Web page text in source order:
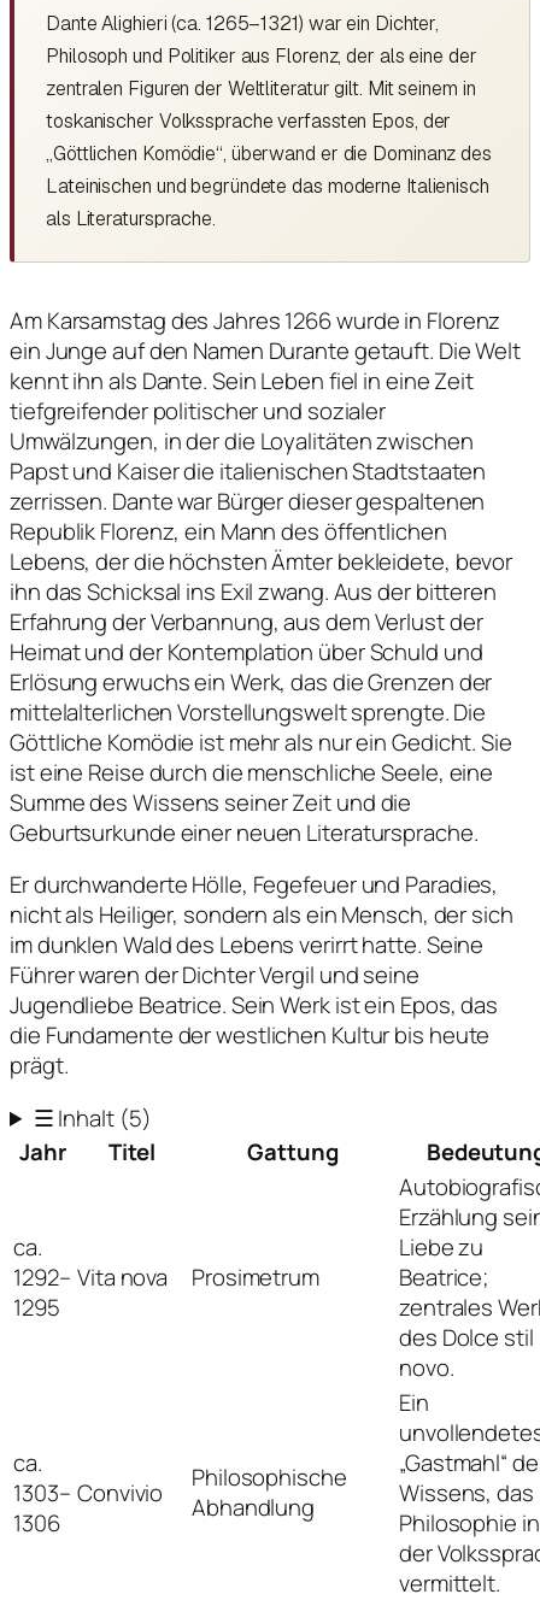
Dante Alighieri (ca. 1265–1321) war ein Dichter,
Philosoph und Politiker aus Florenz, der als eine der
zentralen Figuren der Weltliteratur gilt. Mit seinem in
toskanischer Volkssprache verfassten Epos, der
„Göttlichen Komödie“, überwand er die Dominanz des
Lateinischen und begründete das moderne Italienisch
als Literatursprache.
Am Karsamstag des Jahres 1266 wurde in Florenz
ein Junge auf den Namen Durante getauft. Die Welt
kennt ihn als Dante. Sein Leben fiel in eine Zeit
tiefgreifender politischer und sozialer
Umwälzungen, in der die Loyalitäten zwischen
Papst und Kaiser die italienischen Stadtstaaten
zerrissen. Dante war Bürger dieser gespaltenen
Republik Florenz, ein Mann des öffentlichen
Lebens, der die höchsten Ämter bekleidete, bevor
ihn das Schicksal ins Exil zwang. Aus der bitteren
Erfahrung der Verbannung, aus dem Verlust der
Heimat und der Kontemplation über Schuld und
Erlösung erwuchs ein Werk, das die Grenzen der
mittelalterlichen Vorstellungswelt sprengte. Die
Göttliche Komödie ist mehr als nur ein Gedicht. Sie
ist eine Reise durch die menschliche Seele, eine
Summe des Wissens seiner Zeit und die
Geburtsurkunde einer neuen Literatursprache.
Er durchwanderte Hölle, Fegefeuer und Paradies,
nicht als Heiliger, sondern als ein Mensch, der sich
im dunklen Wald des Lebens verirrt hatte. Seine
Führer waren der Dichter Vergil und seine
Jugendliebe Beatrice. Sein Werk ist ein Epos, das
die Fundamente der westlichen Kultur bis heute
prägt.
☰Inhalt (5)
Jahr
Titel Gattung
ca.
1292–
1295
Vita nova Prosimetrum
Erzählung
Liebe zu
Beatrice;
zentrales
des Dolce stil
novo.
ca.
1303–
1306
Convivio
Philosophische
Abhandlung
Ein
„Gastmahl“
Wissens, das
Philosophie in
der
vermittelt.